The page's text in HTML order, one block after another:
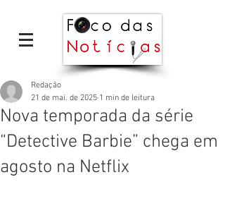
Nova temporada da série
“Detective Barbie” chega em
agosto na Netflix
Redação
21 de mai. de 2025 1 min de leitura